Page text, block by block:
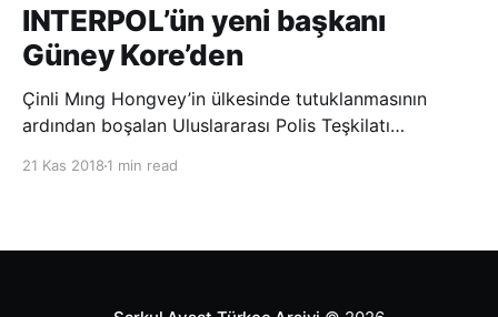
INTERPOL’ün yeni başkanı
Güney Kore’den
Çinli Mıng Hongvey’in ülkesinde tutuklanmasının
ardından boşalan Uluslararası Polis Teşkilatı
21 Kas 2018 1 min read